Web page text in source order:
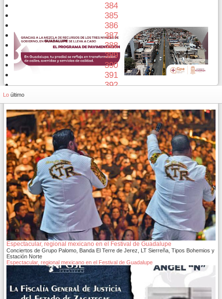
384
385
386
387
388
389
390
391
392
Lo último
Espectacular, regional mexicano en el Festival de Guadalupe
Conciertos de Grupo Palomo, Banda El Terre de Jerez, LT Sierreña, Tipos Bohemios y
Estación Norte
Espectacular, regional mexicano en el Festival de Guadalupe